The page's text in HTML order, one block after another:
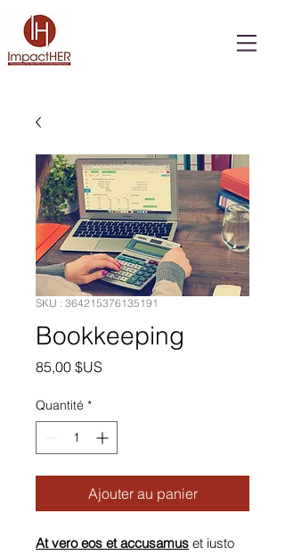
SKU : 364215376135191
Bookkeeping
85,00 $US
Quantité *
Ajouter au panier
At vero eos et accusamus et iusto